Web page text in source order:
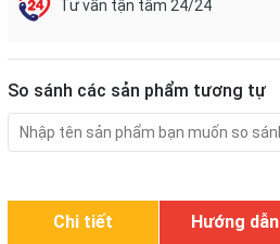
Tư vấn tận tâm 24/24
So sánh các sản phẩm tương tự
Chi tiết Hướng dẫn